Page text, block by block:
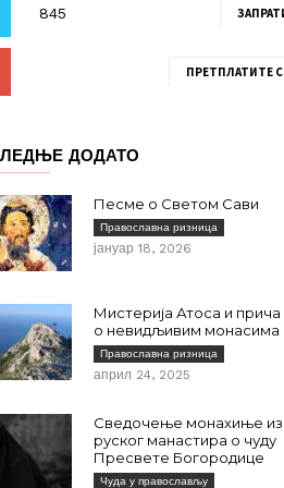
ПРЕТПЛАТИТЕ
ДОДАТО
Песме о Светом Сави
Православна ризница
јануар 18, 2026
Мистерија Атоса и прича
о невидљивим монасима
Православна ризница
април 24, 2025
Сведочење монахиње из
руског манастира о чуду
Пресвете Богородице
Чуда у православљу